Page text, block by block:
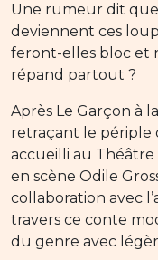
Une rumeur dit que
deviennent ces
feront-elles bloc et
répand partout ?
Après Le Garçon à
retraçant le périple
accueilli au
en scène Odile
collaboration avec
travers ce conte
du genre avec